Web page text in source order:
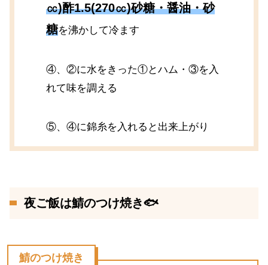
㏄)酢1.5(270㏄)砂糖・醤油・砂
糖を沸かして冷ます
④、②に水をきった①とハム・③を入
れて味を調える
⑤、④に錦糸を入れると出来上がり
夜ご飯は鯖のつけ焼き🐟
鯖のつけ焼き